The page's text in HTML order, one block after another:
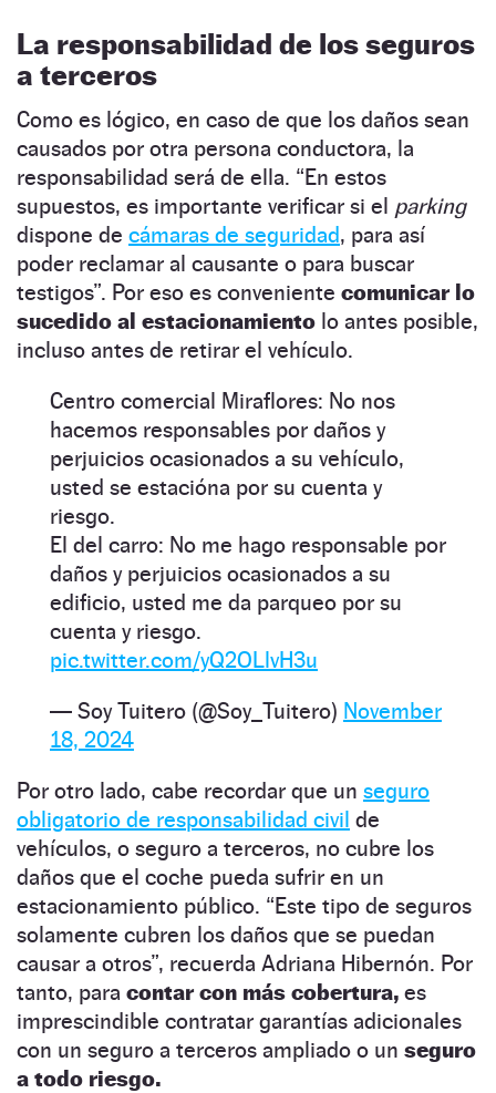
La responsabilidad de los seguros
a terceros
Como es lógico, en caso de que los daños sean
causados por otra persona conductora, la
responsabilidad será de ella. “En estos
supuestos, es importante verificar si el parking
dispone de cámaras de seguridad, para así
poder reclamar al causante o para buscar
testigos”. Por eso es conveniente comunicar lo
sucedido al estacionamiento lo antes posible,
incluso antes de retirar el vehículo.
Centro comercial Miraflores: No nos
hacemos responsables por daños y
perjuicios ocasionados a su vehículo,
usted se estacióna por su cuenta y
riesgo.
El del carro: No me hago responsable por
daños y perjuicios ocasionados a su
edificio, usted me da parqueo por su
cuenta y riesgo.
pic.twitter.com/yQ2OLlvH3u
— Soy Tuitero (@Soy_Tuitero) November
18, 2024
Por otro lado, cabe recordar que un seguro
obligatorio de responsabilidad civil de
vehículos, o seguro a terceros, no cubre los
daños que el coche pueda sufrir en un
estacionamiento público. “Este tipo de seguros
solamente cubren los daños que se puedan
causar a otros”, recuerda Adriana Hibernón. Por
tanto, para contar con más cobertura, es
imprescindible contratar garantías adicionales
con un seguro a terceros ampliado o un seguro
a todo riesgo.